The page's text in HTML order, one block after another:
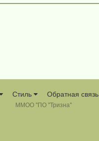
Стиль Обратная связь
ММОО "ПО "Тризна"